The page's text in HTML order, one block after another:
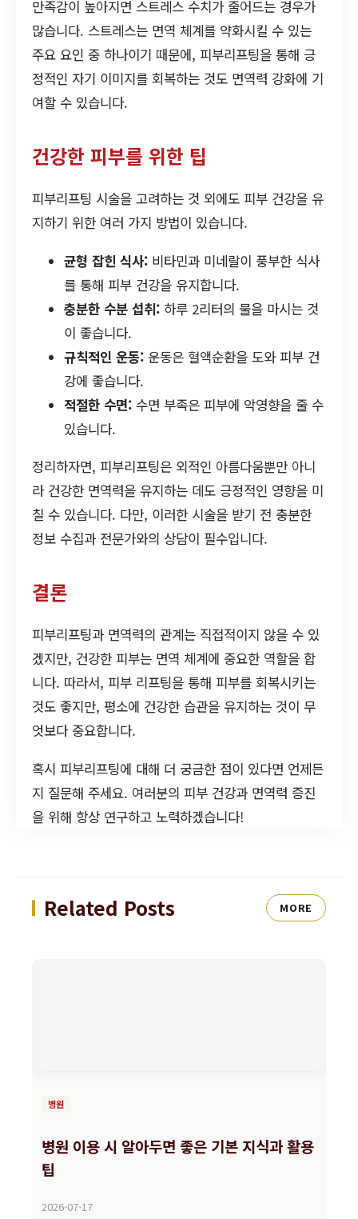
만족감이 높아지면 스트레스 수치가 줄어드는 경우가
많습니다. 스트레스는 면역 체계를 약화시킬 수 있는
주요 요인 중 하나이기 때문에, 피부리프팅을 통해 긍
정적인 자기 이미지를 회복하는 것도 면역력 강화에 기
여할 수 있습니다.
건강한 피부를 위한 팁
피부리프팅 시술을 고려하는 것 외에도 피부 건강을 유
지하기 위한 여러 가지 방법이 있습니다.
균형 잡힌 식사: 비타민과 미네랄이 풍부한 식사
를 통해 피부 건강을 유지합니다.
충분한 수분 섭취: 하루 2리터의 물을 마시는 것
이 좋습니다.
규칙적인 운동: 운동은 혈액순환을 도와 피부 건
강에 좋습니다.
적절한 수면: 수면 부족은 피부에 악영향을 줄 수
있습니다.
정리하자면, 피부리프팅은 외적인 아름다움뿐만 아니
라 건강한 면역력을 유지하는 데도 긍정적인 영향을 미
칠 수 있습니다. 다만, 이러한 시술을 받기 전 충분한
정보 수집과 전문가와의 상담이 필수입니다.
결론
피부리프팅과 면역력의 관계는 직접적이지 않을 수 있
겠지만, 건강한 피부는 면역 체계에 중요한 역할을 합
니다. 따라서, 피부 리프팅을 통해 피부를 회복시키는
것도 좋지만, 평소에 건강한 습관을 유지하는 것이 무
엇보다 중요합니다.
혹시 피부리프팅에 대해 더 궁금한 점이 있다면 언제든
지 질문해 주세요. 여러분의 피부 건강과 면역력 증진
을 위해 항상 연구하고 노력하겠습니다!
Related Posts MORE
병원
병원 이용 시 알아두면 좋은 기본 지식과 활용
팁
2026-07-17